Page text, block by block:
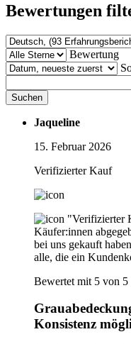
Bewertungen
Bewertung
Suchen
Jaqueline
15. Februar 2026
Verifizierter Kauf
"Verifizierter
Käufer:innen
bei uns gekauft
alle, die ein
Bewertet mit 5 von 5
Konsistenz